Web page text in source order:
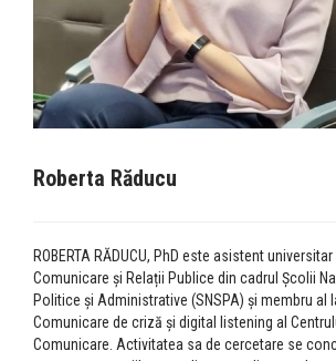
Roberta Răducu
ROBERTA RĂDUCU, PhD este asistent
Comunicare și Relații Publice din cadrul Școlii
Politice și Administrative (SNSPA) și membru al
Comunicare de criză și digital listening al
Comunicare. Activitatea sa de cercetare se